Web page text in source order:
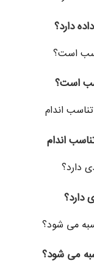
دارد؟
است؟
دارد؟
می شود؟